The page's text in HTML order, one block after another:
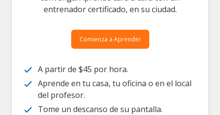
entrenador certificado, en su ciudad.
Comienza a Aprender
A partir de $45 por hora.
Aprende en tu casa, tu oficina o en el local
del profesor.
Tome un descanso de su pantalla.